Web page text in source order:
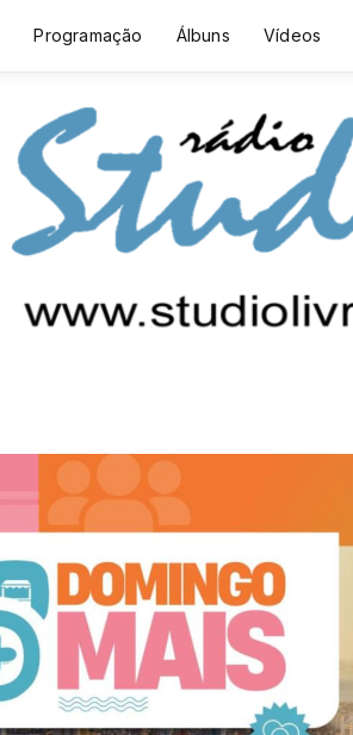
Programação Álbuns Vídeos